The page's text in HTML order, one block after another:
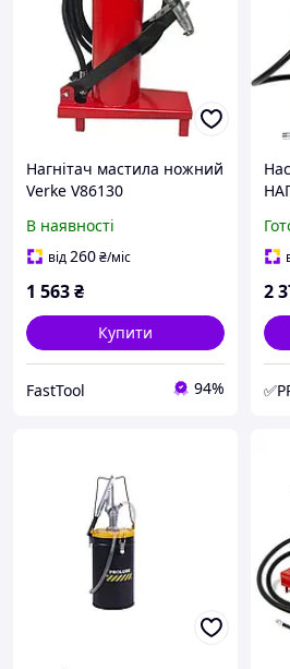
Нагнітач мастила ножний
Verke V86130
В наявності
від260₴/міс
1 563₴
Купити
FastTool 94%
М,
2